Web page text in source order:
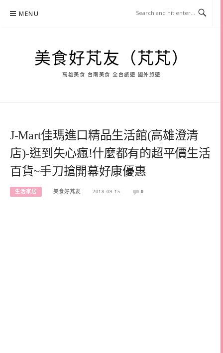
MENU
美食好芃友（芃芃）
高雄美食 台南美食 全台旅遊 國外旅遊
J-Mart佳瑪進口精品生活館(高雄澄清
店)-逛到失心瘋!什麼都有的超平價生活
百貨~手刀搶開幕好康優惠
生活家居 美食好芃友 2018-09-15 0